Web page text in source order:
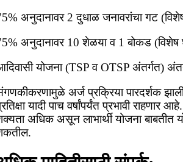
अनुदानावर 2 दुधाळ जनावरांचा गट
अनुदानावर 10 शेळया व 1 बोकड
योजना (TSP व OTSP अंतर्गत)
अर्ज प्रक्रिया पारदर्शक
यादी पाच वर्षांपर्यंत प्रभावी राहणार
अधिक असून लाभार्थी योजना बाबतीत